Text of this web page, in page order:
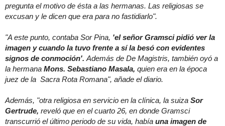
pregunta el motivo de ésta a las hermanas. Las religiosas se
excusan y le dicen que era para no fastidiarlo".
"A este punto, contaba Sor Pina, 'el señor Gramsci pidió ver la
imagen y cuando la tuvo frente a sí la besó con evidentes
signos de conmoción'. Además de De Magistris, también oyó a
la hermana Mons. Sebastiano Masala, quien era en la época
juez de la Sacra Rota Romana", añade el diario.
Además, "otra religiosa en servicio en la clínica, la suiza Sor
Gertrude, reveló que en el cuarto 26, en donde Gramsci
transcurrió el último periodo de su vida, había una imagen de